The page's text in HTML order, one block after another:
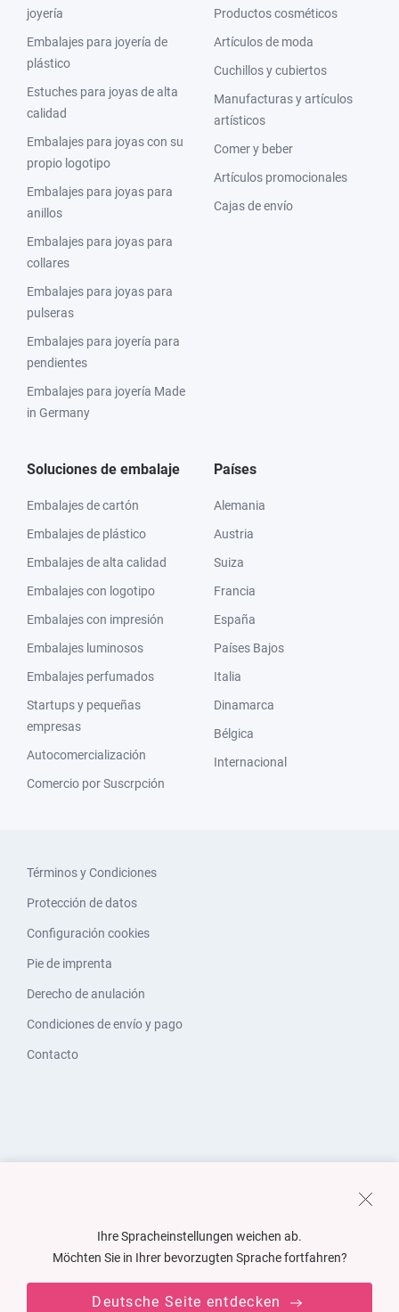
joyería
Embalajes para joyería de
plástico
Estuches para joyas de alta
calidad
Embalajes para joyas con su
propio logotipo
Embalajes para joyas para
anillos
Embalajes para joyas para
collares
Embalajes para joyas para
pulseras
Embalajes para joyería para
pendientes
Embalajes para joyería Made
in Germany
Productos cosméticos
Artículos de moda
Cuchillos y cubiertos
Manufacturas y artículos
artísticos
Comer y beber
Artículos promocionales
Cajas de envío
Soluciones de embalaje
Embalajes de cartón
Embalajes de plástico
Embalajes de alta calidad
Embalajes con logotipo
Embalajes con impresión
Embalajes luminosos
Embalajes perfumados
Startups y pequeñas
empresas
Autocomercialización
Comercio por Suscrpción
Países
Alemania
Austria
Suiza
Francia
España
Países Bajos
Italia
Dinamarca
Bélgica
Internacional
Términos y Condiciones
Protección de datos
Configuración cookies
Pie de imprenta
Derecho de anulación
Condiciones de envío y pago
Contacto
Ihre Spracheinstellungen weichen ab.
Möchten Sie in Ihrer bevorzugten Sprache fortfahren?
Deutsche Seite entdecken